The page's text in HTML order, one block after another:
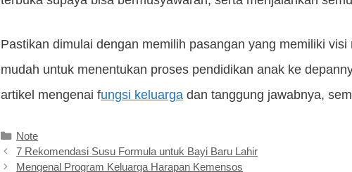
Pastikan dimulai dengan memilih pasangan yang memiliki
mudah untuk menentukan proses pendidikan anak ke
artikel mengenai fungsi keluarga dan tanggung jawabnya,
Kategori
Note
7 Rekomendasi Susu Formula untuk Bayi Baru Lahir
Mengenal Program Keluarga Harapan Kemensos